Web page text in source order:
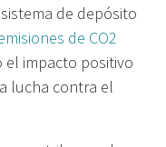
de depósito
de CO2
el impacto positivo
lucha contra el